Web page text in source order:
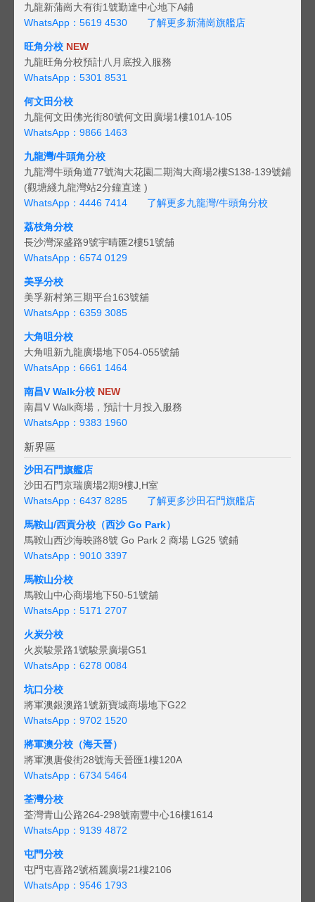
九龍新蒲崗大有街1號勤達中心地下A鋪
WhatsApp：5619 4530
了解更多新蒲崗旗艦店
旺角分校 NEW
九龍旺角分校預計八月底投入服務
WhatsApp：5301 8531
何文田分校
九龍何文田佛光街80號何文田廣場1樓101A-105
WhatsApp：9866 1463
九龍灣/牛頭角分校
九龍灣牛頭角道77號淘大花園二期淘大商場2樓S138-139號鋪
(觀塘綫九龍灣站2分鐘直達 )
WhatsApp：4446 7414
了解更多九龍灣/牛頭角分校
荔枝角分校
長沙灣深盛路9號宇晴匯2樓51號舖
WhatsApp：6574 0129
美孚分校
美孚新村第三期平台163號舖
WhatsApp：6359 3085
大角咀分校
大角咀新九龍廣場地下054-055號舖
WhatsApp：6661 1464
南昌V Walk分校 NEW
南昌V Walk商場，預計十月投入服務
WhatsApp：9383 1960
新界區
沙田石門旗艦店
沙田石門京瑞廣場2期9樓J,H室
WhatsApp：6437 8285
了解更多沙田石門旗艦店
馬鞍山/西貢分校（西沙 Go Park）
馬鞍山西沙海映路8號 Go Park 2 商場 LG25 號鋪
WhatsApp：9010 3397
馬鞍山分校
馬鞍山中心商場地下50-51號舖
WhatsApp：5171 2707
火炭分校
火炭駿景路1號駿景廣場G51
WhatsApp：6278 0084
坑口分校
將軍澳銀澳路1號新寶城商場地下G22
WhatsApp：9702 1520
將軍澳分校（海天晉）
將軍澳唐俊街28號海天晉匯1樓120A
WhatsApp：6734 5464
荃灣分校
荃灣青山公路264-298號南豐中心16樓1614
WhatsApp：9139 4872
屯門分校
屯門屯喜路2號栢麗廣場21樓2106
WhatsApp：9546 1793